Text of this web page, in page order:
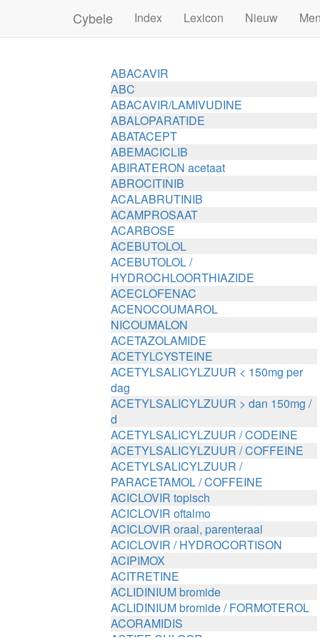
Cybele Index Lexicon Nieuw
ABACAVIR
ABC
ABACAVIR/LAMIVUDINE
ABALOPARATIDE
ABATACEPT
ABEMACICLIB
ABIRATERON acetaat
ABROCITINIB
ACALABRUTINIB
ACAMPROSAAT
ACARBOSE
ACEBUTOLOL
ACEBUTOLOL /
HYDROCHLOORTHIAZIDE
ACECLOFENAC
ACENOCOUMAROL
NICOUMALON
ACETAZOLAMIDE
ACETYLCYSTEINE
ACETYLSALICYLZUUR < 150mg per
dag
ACETYLSALICYLZUUR > dan 150mg /
d
ACETYLSALICYLZUUR / CODEINE
ACETYLSALICYLZUUR / COFFEINE
ACETYLSALICYLZUUR /
PARACETAMOL / COFFEINE
ACICLOVIR topisch
ACICLOVIR oftalmo
ACICLOVIR oraal, parenteraal
ACICLOVIR / HYDROCORTISON
ACIPIMOX
ACITRETINE
ACLIDINIUM bromide
ACLIDINIUM bromide / FORMOTEROL
ACORAMIDIS